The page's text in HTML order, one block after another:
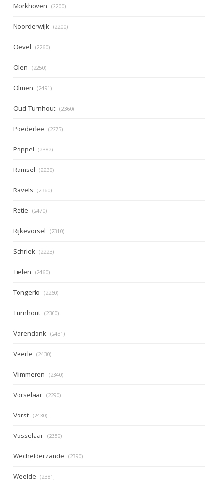
Morkhoven (2200)
Noorderwijk (2200)
Oevel (2260)
Olen (2250)
Olmen (2491)
Oud-Turnhout (2360)
Poederlee (2275)
Poppel (2382)
Ramsel (2230)
Ravels (2360)
Retie (2470)
Rijkevorsel (2310)
Schriek (2223)
Tielen (2460)
Tongerlo (2260)
Turnhout (2300)
Varendonk (2431)
Veerle (2430)
Vlimmeren (2340)
Vorselaar (2290)
Vorst (2430)
Vosselaar (2350)
Wechelderzande (2390)
Weelde (2381)